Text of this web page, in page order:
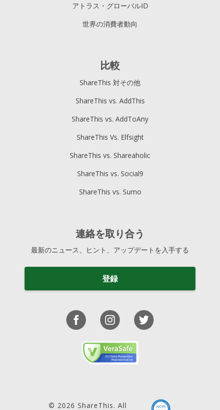
アトラス・グローバルID
世界の消費者動向
比較
ShareThis 対その他
ShareThis vs. AddThis
ShareThis vs. AddToAny
ShareThis Vs. Elfsight
ShareThis vs. Shareaholic
ShareThis vs. Social9
ShareThis vs. Sumo
連絡を取り合う
最新のニュース、ヒント、アップデートを入手する
登録
© 2026 ShareThis. All